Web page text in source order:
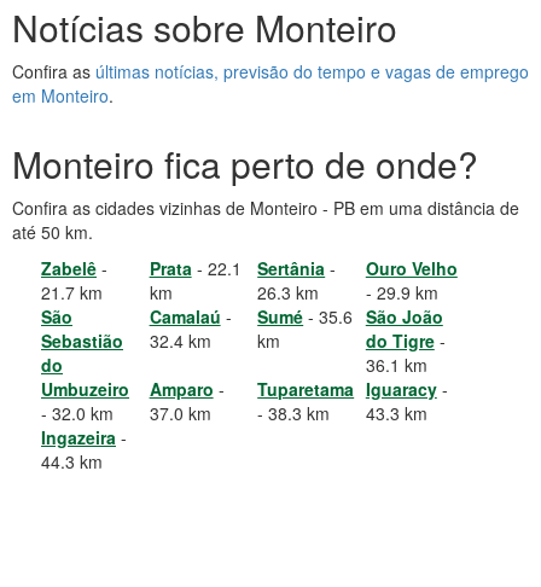
Notícias sobre Monteiro
Confira as últimas notícias, previsão do tempo e vagas de emprego
em Monteiro.
Monteiro fica perto de onde?
Confira as cidades vizinhas de Monteiro - PB em uma distância de
até 50 km.
Zabelê -
21.7 km
Prata- 22.1
km
Sertânia -
26.3 km
Ouro Velho
- 29.9 km
São
Sebastião
do
Umbuzeiro
- 32.0 km
Camalaú -
32.4 km
Sumé - 35.6
km
São João
do Tigre-
36.1 km
Amparo -
37.0 km
Tuparetama
- 38.3 km
Iguaracy-
43.3 km
Ingazeira -
44.3 km